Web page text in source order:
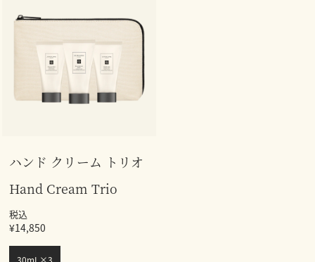
ハンド クリーム トリオ
Hand Cream Trio
税込
¥14,850